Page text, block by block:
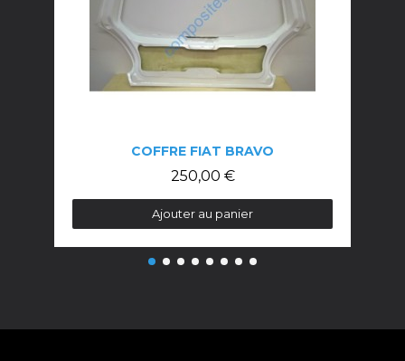
COFFRE FIAT BRAVO
250,00 €
Ajouter au panier